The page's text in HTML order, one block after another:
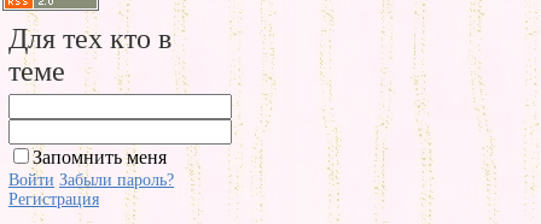
Для тех кто в
теме
Запомнить меня
Войти Забыли пароль?
Регистрация